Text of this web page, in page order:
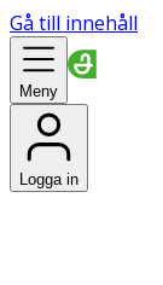
Gå till innehåll
Meny
Logga in